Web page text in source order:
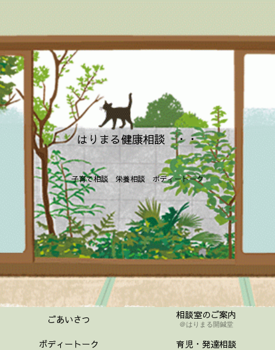
はりまる健康相談 ・・
子育て相談 栄養相談 ボディートーク
ごあいさつ 相談室のご案内
＠はりまる開鍼堂
ボディートーク
育児・発達相談